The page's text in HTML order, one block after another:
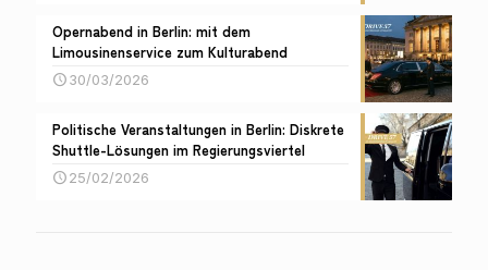
Opernabend in Berlin: mit dem
Limousinenservice zum Kulturabend
30/03/2026
Politische Veranstaltungen in Berlin: Diskrete
Shuttle-Lösungen im Regierungsviertel
25/02/2026